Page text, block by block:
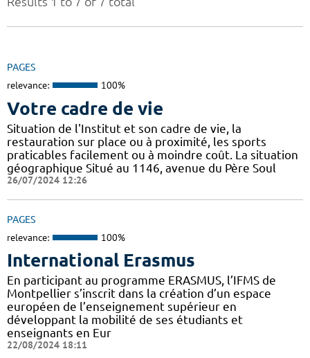
PAGES
relevance: 100%
Votre cadre de vie
Situation de l'Institut et son cadre de vie, la
restauration sur place ou à proximité, les sports
praticables facilement ou à moindre coût. La situation
géographique Situé au 1146, avenue du Père Soul
26/07/2024 12:26
PAGES
relevance: 100%
International Erasmus
En participant au programme ERASMUS, l’IFMS de
Montpellier s’inscrit dans la création d’un espace
européen de l’enseignement supérieur en
développant la mobilité de ses étudiants et
enseignants en Eur
22/08/2024 18:11